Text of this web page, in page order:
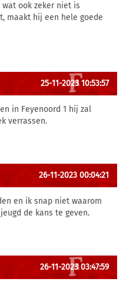
ook zeker niet is
maakt hij een hele goede
25-11-2023 10:53:57
in Feyenoord 1 hij zal
verrassen.
26-11-2023 00:04:21
en ik snap niet waarom
de kans te geven.
26-11-2023 03:47:59